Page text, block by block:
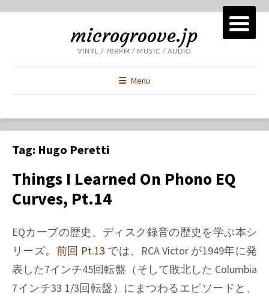
microgroove.jp
VINYL / 78RPM / MUSIC / AUDIO
Menu
Tag: Hugo Peretti
Things I Learned On Phono EQ
Curves, Pt.14
EQカーブの歴史、ディスク録音の歴史を学ぶ本シ
リーズ。 前回 Pt.13 では、RCA Victor が1949年に発
表した7インチ45回転盤（そして敗北した Columbia
7インチ33 1/3回転盤）にまつわるエピソードと、